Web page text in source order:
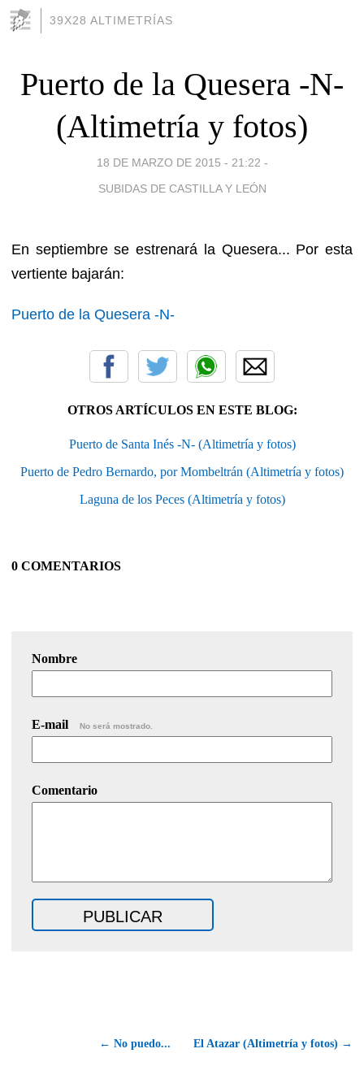
39X28 ALTIMETRÍAS
Puerto de la Quesera -N-
(Altimetría y fotos)
18 DE MARZO DE 2015 - 21:22 -
SUBIDAS DE CASTILLA Y LEÓN
En septiembre se estrenará la Quesera... Por esta
vertiente bajarán:
Puerto de la Quesera -N-
OTROS ARTÍCULOS EN ESTE BLOG:
Puerto de Santa Inés -N- (Altimetría y fotos)
Puerto de Pedro Bernardo, por Mombeltrán (Altimetría y fotos)
Laguna de los Peces (Altimetría y fotos)
0 COMENTARIOS
Nombre
E-mail No será mostrado.
Comentario
← No puedo... El Atazar (Altimetría y fotos) →